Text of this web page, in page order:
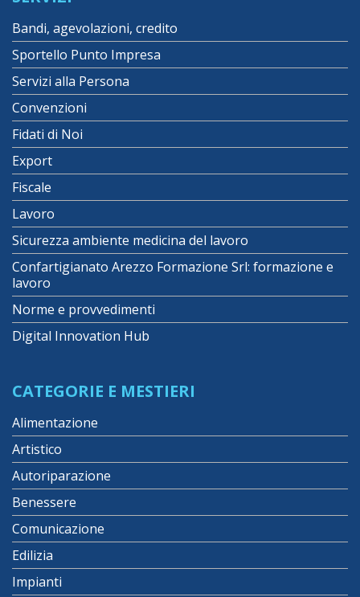
Bandi, agevolazioni, credito
Sportello Punto Impresa
Servizi alla Persona
Convenzioni
Fidati di Noi
Export
Fiscale
Lavoro
Sicurezza ambiente medicina del lavoro
Confartigianato Arezzo Formazione Srl: formazione e
lavoro
Norme e provvedimenti
Digital Innovation Hub
CATEGORIE E MESTIERI
Alimentazione
Artistico
Autoriparazione
Benessere
Comunicazione
Edilizia
Impianti